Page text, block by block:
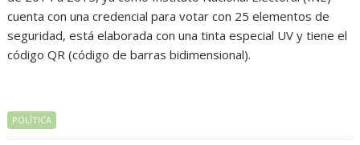
cuenta con una credencial para votar con 25 elementos de
seguridad, está elaborada con una tinta especial UV y tiene el
código QR (código de barras bidimensional).
POLÍTICA